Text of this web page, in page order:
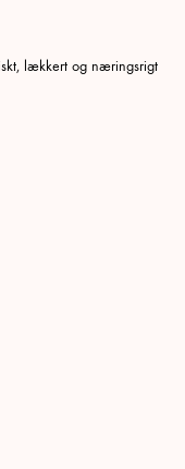
lækkert og næringsrigt